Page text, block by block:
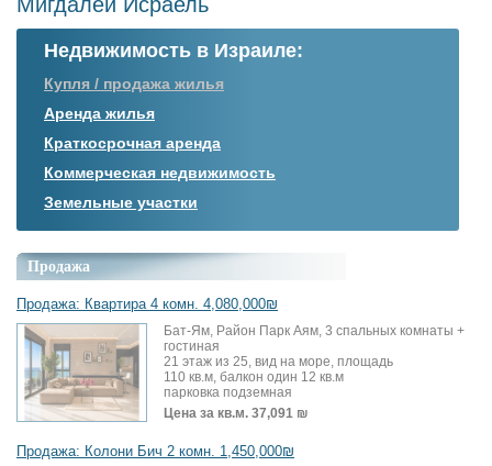
Недвижимость в Израиле:
Купля / продажа жилья
Аренда жилья
Краткосрочная аренда
Коммерческая недвижимость
Земельные участки
Продажа
Продажа: Квартира 4 комн. 4,080,000₪
Бат-Ям, Район Парк Аям, 3 спальных комнаты +
гостиная
21 этаж из 25, вид на море, площадь
110 кв.м, балкон один 12 кв.м
парковка подземная
Цена за кв.м. 37,091 ₪
Продажа: Колони Бич 2 комн. 1,450,000₪